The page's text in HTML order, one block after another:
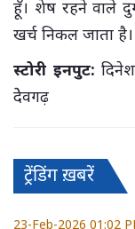
हॅू। शेष रहने वाले
खर्च निकल जाता है।
स्टोरी इनपुट:
देेवगढ़
ट्रेंडिंग ख़बरें
23-Feb-2026 01:02